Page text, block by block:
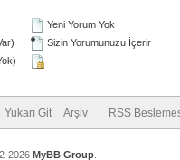
Yeni Yorum Yok
Sizin Yorumunuzu İçerir
Yukarı Git Arşiv RSS
2026 MyBB Group.